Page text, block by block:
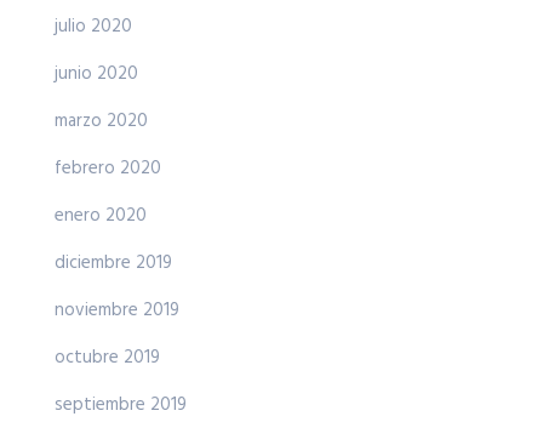
julio 2020
junio 2020
marzo 2020
febrero 2020
enero 2020
diciembre 2019
noviembre 2019
octubre 2019
septiembre 2019